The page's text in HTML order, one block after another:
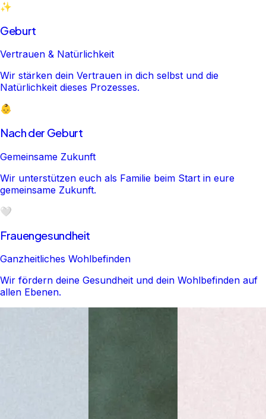
✨
Geburt
Vertrauen & Natürlichkeit
Wir stärken dein Vertrauen in dich selbst und die
Natürlichkeit dieses Prozesses.
👶
Nach der Geburt
Gemeinsame Zukunft
Wir unterstützen euch als Familie beim Start in eure
gemeinsame Zukunft.
🤍
Frauengesundheit
Ganzheitliches Wohlbefinden
Wir fördern deine Gesundheit und dein Wohlbefinden auf
allen Ebenen.